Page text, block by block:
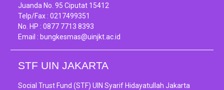
Juanda No. 95 Ciputat 15412
Telp/Fax :0217499351
No. HP :0877 7713 8393
Email : bungkesmas@uinjkt.ac.id
STF UIN JAKARTA
Social Trust Fund (STF) UIN Syarif Hidayatullah Jakarta